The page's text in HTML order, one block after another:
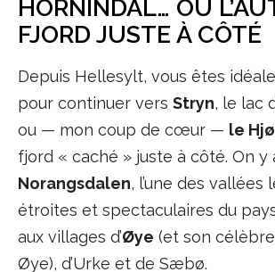
HORNINDAL… OU
FJORD JUSTE À CÔTÉ
Depuis Hellesylt, vous êtes
pour continuer vers Stryn, le lac
ou — mon coup de cœur — le
fjord « caché » juste à côté. On y
Norangsdalen, l’une des vallées
étroites et spectaculaires du
aux villages d’Øye (et son
Øye), d’Urke et de Sæbø.